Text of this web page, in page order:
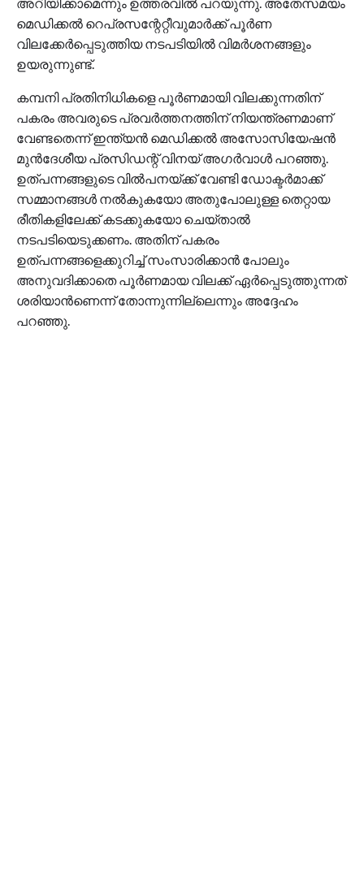
അറിയിക്കാമെന്നും ഉത്തരവിൽ പറയുന്നു. അതേസമയം
മെഡിക്കൽ റെപ്രസന്റേറ്റീവുമാർക്ക് പൂർണ
വിലക്കേർപ്പെടുത്തിയ നടപടിയിൽ വിമർശനങ്ങളും
ഉയരുന്നുണ്ട്.
കമ്പനി പ്രതിനിധികളെ പൂർണമായി വിലക്കുന്നതിന്
പകരം അവരുടെ പ്രവർത്തനത്തിന് നിയന്ത്രണമാണ്
വേണ്ടതെന്ന് ഇന്ത്യൻ മെഡിക്കൽ അസോസിയേഷൻ
മുൻദേശീയ പ്രസിഡന്റ് വിനയ് അഗർവാൾ പറഞ്ഞു.
ഉത്പന്നങ്ങളുടെ വിൽപനയ്ക്ക് വേണ്ടി ഡോക്ടർമാക്ക്
സമ്മാനങ്ങൾ നൽകുകയോ അതുപോലുള്ള തെറ്റായ
രീതികളിലേക്ക് കടക്കുകയോ ചെയ്താൽ
നടപടിയെടുക്കണം. അതിന് പകരം
ഉത്പന്നങ്ങളെക്കുറിച്ച് സംസാരിക്കാൻ പോലും
അനുവദിക്കാതെ പൂർണമായ വിലക്ക് ഏർപ്പെടുത്തുന്നത്
ശരിയാൻണെന്ന് തോന്നുന്നില്ലെന്നും അദ്ദേഹം
പറഞ്ഞു.